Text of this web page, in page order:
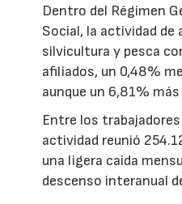
Dentro del Régimen
Social, la actividad de
silvicultura y pesca
afiliados, un 0,48%
aunque un 6,81%
Entre los
actividad reunió
una ligera caída
descenso interanual